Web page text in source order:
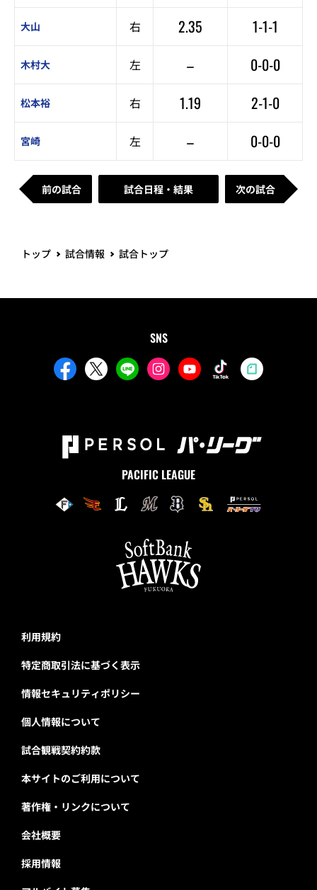
大山 右 2.35 1-1-1
木村大 左 – 0-0-0
松本裕 右 1.19 2-1-0
宮崎 左 – 0-0-0
前の試合 試合日程・結果 次の試合
トップ 試合情報 試合トップ
SNS
PACIFIC LEAGUE
利用規約
特定商取引法に基づく表示
情報セキュリティポリシー
個人情報について
試合観戦契約約款
本サイトのご利用について
著作権・リンクについて
会社概要
採用情報